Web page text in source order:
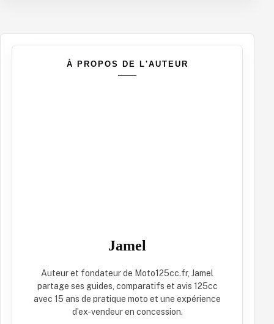
À PROPOS DE L'AUTEUR
Jamel
Auteur et fondateur de Moto125cc.fr, Jamel
partage ses guides, comparatifs et avis 125cc
avec 15 ans de pratique moto et une expérience
d’ex-vendeur en concession.